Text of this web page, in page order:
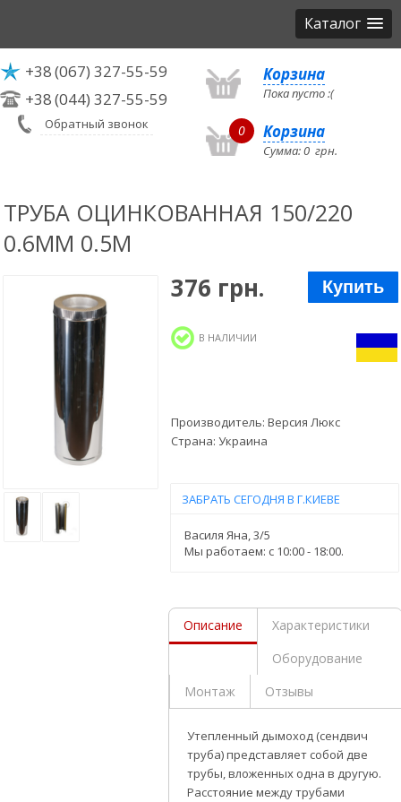
Каталог
+38(067) 327-55-59
+38(044) 327-55-59
Обратный звонок
Корзина
Пока пусто :(
0 Корзина
Сумма:0 грн.
ТРУБА ОЦИНКОВАННАЯ 150/220
0.6ММ 0.5М
376 грн. Купить
В НАЛИЧИИ
Производитель: Версия Люкс
Страна: Украина
ЗАБРАТЬ СЕГОДНЯ В Г.КИЕВЕ
Василя Яна, 3/5
Мы работаем: c 10:00 - 18:00.
Описание
Характеристики
Оборудование
Монтаж
Отзывы
Утепленный дымоход (сендвич
труба) представляет собой две
трубы, вложенных одна в другую.
Расстояние между трубами